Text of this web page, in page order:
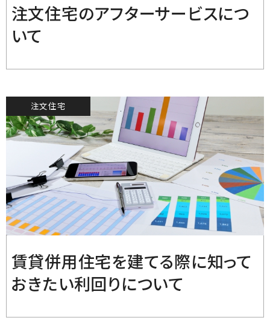
注文住宅のアフターサービスにつ
いて
注文住宅
2022.9.2
賃貸併用住宅を建てる際に知って
おきたい利回りについて